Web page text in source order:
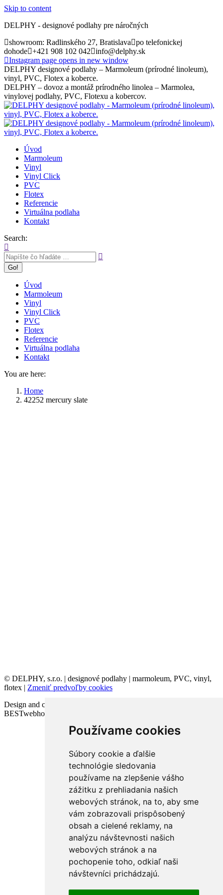
Používame cookies
Súbory cookie a ďalšie
technológie sledovania
používame na zlepšenie vášho
zážitku z prehliadania našich
webových stránok, na to, aby sme
vám zobrazovali prispôsobený
obsah a cielené reklamy, na
analýzu návštevnosti našich
webových stránok a na
pochopenie toho, odkiaľ naši
návštevníci prichádzajú.
Skip to content
DELPHY - designové podlahy pre náročných
showroom: Radlinského 27, Bratislava
po telefonickej
dohode +421 908 102 042
info@delphy.sk
Instagram page opens in new window
DELPHY designové podlahy – Marmoleum (prírodné linoleum),
vinyl, PVC, Flotex a koberce.
DELPHY – dovoz a montáž prírodného linolea – Marmolea,
vinylovej podlahy, PVC, Flotexu a kobercov.
Úvod
Marmoleum
Vinyl
Vinyl Click
PVC
Flotex
Referencie
Virtuálna podlaha
Kontakt
Search:
Úvod
Marmoleum
Vinyl
Vinyl Click
PVC
Flotex
Referencie
Virtuálna podlaha
Kontakt
You are here:
Home
42252 mercury slate
© DELPHY, s.r.o. | designové podlahy | marmoleum, PVC, vinyl,
flotex | Zmeniť predvoľby cookies
Design and code VICTORY-media.sk | Webhosting
BESTwebhosting.sk | 12.11.2025